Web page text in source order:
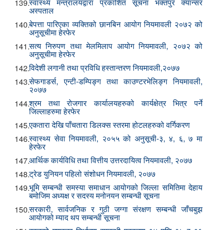
139.स्वास्थ्य मन्त्रालयद्वारा प्रकाशित सूचना भक्तपुर क्यान्सर
अस्पताल
140.बेपत्ता पारिएका व्यक्तिको छानबिन आयोग नियमावली २०७२ को
अनुसूचीमा हेरफेर
141.सत्य निरुपण तथा मेलमिलाप आयोग नियमावली, २०७२ को
अनुसूचीमा हेरफेर
142.विदेशी लगानी तथा प्रविधि हस्तान्तरण नियमावली,२०७७
143.सेफगाडर्स, एन्टी-डम्पिङ्ग तथा काउण्टरभेलिङ्ग नियमावली,
२०७७
144.श्रम तथा रोजगार कार्यालयहरुको कार्यक्षेत्र भित्र पर्ने
जिल्लाहरुमा हेरफेर
145.एकतारा देखि पाँचतारा डिलक्स स्तरमा होटलहरुको वर्गिकरण
146.स्वास्थ्य सेवा नियमावली, २०५५ को अनुसूची-३, ४, ६, ७ मा
हेरफेर
147.आर्थिक कार्यविधि तथा वित्तीय उत्तरदायित्व नियमावली, २०७७
148.ट्रेड युनियन पहिलो संशोधन नियमावली, २०७७
149.भूमि सम्बन्धी समस्या समाधान आयोगको जिल्ला समितिमा देहाय
बमोजिम अध्यक्ष र सदस्य मनोनयन सम्बन्धी सूचना
150.सरकारी, सार्वजनिक र गुठी जग्गा संरक्षण सम्बन्धी जाँचबुझ
आयोगको म्याद थप सम्बन्धी सूचना